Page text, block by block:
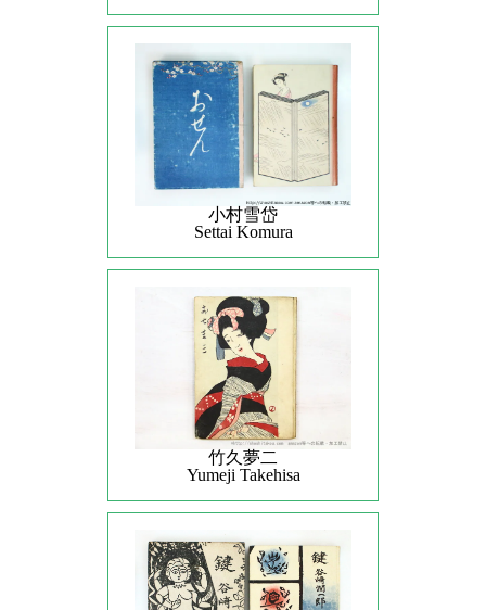
小村雪岱
Settai Komura
竹久夢二
Yumeji Takehisa